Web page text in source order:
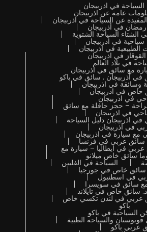
السياحة في اذربيجان
عامة عن اذربيجان
عن السياحة في اذربيجان
في أذربيجان
الشتاء السياحة الشتوية
سياحية في اذربيجان
الطبيعية في اذربيجان
في اذربيجان
في بلاد العالم
مع سائق في اذربيجان
في أذربيجان . سائق في باكو
وسائقة في اذربيجان
خاص في اذربيجان
في اذربيجان
– حجز حافلة مع سائق
في اذربيجان
اذربيجان دليل السياحة
في اذربيجان
سيارة في اذربيجان
سائق عربي في فرنسا
في ايطاليا – سيارة مع
سائق خاص ميلانو
السياحة في الفلبين
سائق خاص في جورجيا
في اسطنبول
مع سائق في سويسرا
سائق خاص في تايلاند
عربي في لندن تكسي خاص
باكو
السياحية في باكو
قوبوستان والسياحة الطبية
عربي باكو